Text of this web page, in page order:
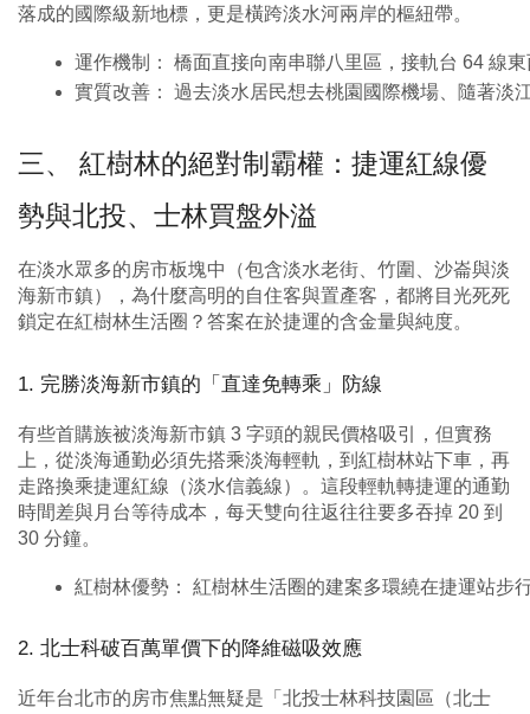
落成的國際級新地標，更是橫跨淡水河兩岸的樞紐帶。
運作機制： 橋面直接向南串聯八里區，接軌台 64 線
實質改善： 過去淡水居民想去桃園國際機場、隨著淡
三、 紅樹林的絕對制霸權：捷運紅線優
勢與北投、士林買盤外溢
在淡水眾多的房市板塊中（包含淡水老街、竹圍、沙崙與淡
海新市鎮），為什麼高明的自住客與置產客，都將目光死死
鎖定在紅樹林生活圈？答案在於捷運的含金量與純度。
1. 完勝淡海新市鎮的「直達免轉乘」防線
有些首購族被淡海新市鎮 3 字頭的親民價格吸引，但實務
上，從淡海通勤必須先搭乘淡海輕軌，到紅樹林站下車，再
走路換乘捷運紅線（淡水信義線）。這段輕軌轉捷運的通勤
時間差與月台等待成本，每天雙向往返往往要多吞掉 20 到
30 分鐘。
紅樹林優勢： 紅樹林生活圈的建案多環繞在捷運站步
2. 北士科破百萬單價下的降維磁吸效應
近年台北市的房市焦點無疑是「北投士林科技園區（北士